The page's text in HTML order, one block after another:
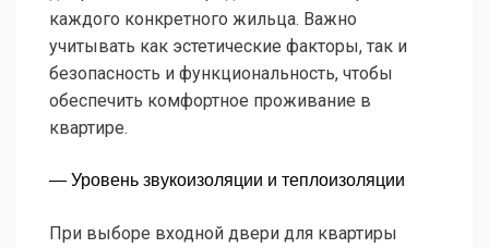
каждого конкретного жильца. Важно
учитывать как эстетические факторы, так и
безопасность и функциональность, чтобы
обеспечить комфортное проживание в
квартире.
— Уровень звукоизоляции и теплоизоляции
При выборе входной двери для квартиры